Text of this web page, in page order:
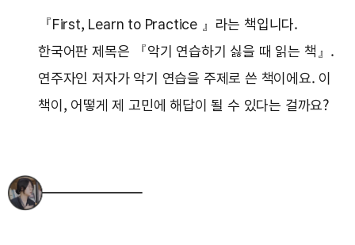
『First, Learn to Practice 』라는 책입니다.
한국어판 제목은 『악기 연습하기 싫을 때 읽는 책』.
연주자인 저자가 악기 연습을 주제로 쓴 책이에요. 이
책이, 어떻게 제 고민에 해답이 될 수 있다는 걸까요?